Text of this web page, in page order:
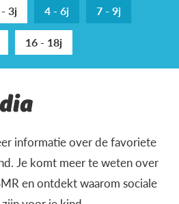
3j 4 - 6j
7 - 9j
16 - 18j
informatie over de favoriete
Je komt meer te weten over
en ontdekt waarom sociale